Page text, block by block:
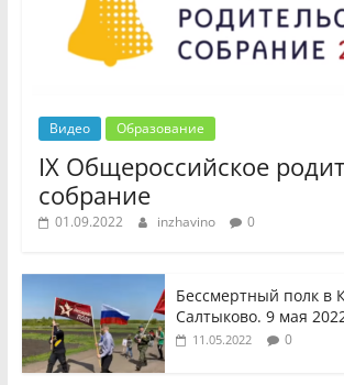
Видео Образование
IX Общероссийское
собрание
01.09.2022 inzhavino 0
Бессмертный полк в
Салтыково. 9 мая
11.05.2022 0